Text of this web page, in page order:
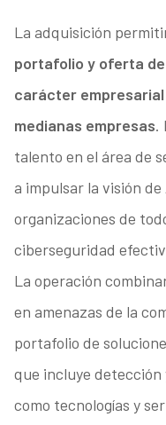
La adquisición
portafolio y oferta
carácter
medianas empresas.
talento en el área de
a impulsar la visión de
organizaciones de
ciberseguridad
La operación
en amenazas de la
portafolio de
que incluye detección
como tecnologías y